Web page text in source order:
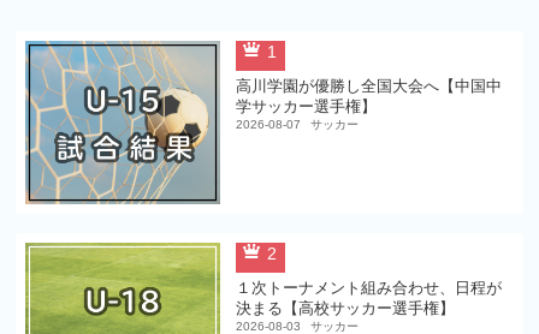
1
高川学園が優勝し全国大会へ【中国中
学サッカー選手権】
2026-08-07 サッカー
2
１次トーナメント組み合わせ、日程が
決まる【高校サッカー選手権】
2026-08-03 サッカー